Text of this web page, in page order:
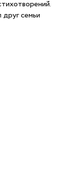
семьи